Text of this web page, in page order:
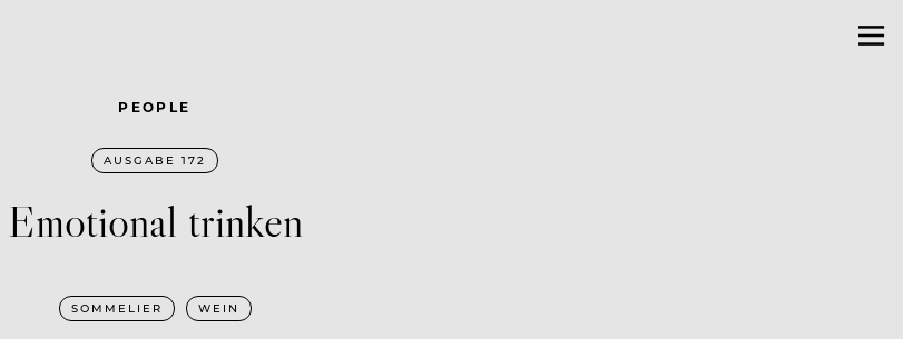
PEOPLE
AUSGABE 172
Emotional trinken
SOMMELIER WEIN